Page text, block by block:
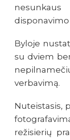
Byloje
su dviem
verbavimą.
Nuteistasis,
režisierių